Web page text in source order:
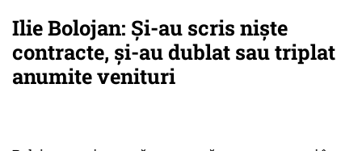
Ilie Bolojan: Și-au scris nişte
contracte, şi-au dublat sau triplat
anumite venituri